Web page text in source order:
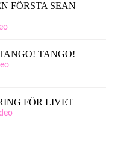
FÖRSTA SEAN
TANGO!
FÖR LIVET